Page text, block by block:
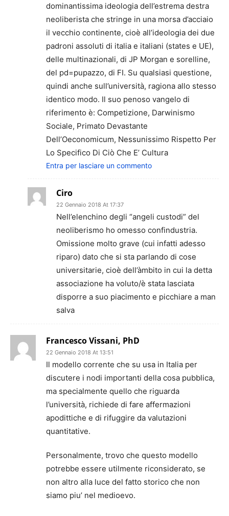
dominantissima ideologia dell’estrema destra
neoliberista che stringe in una morsa d’acciaio
il vecchio continente, cioè all’ideologia dei due
padroni assoluti di italia e italiani (states e UE),
delle multinazionali, di JP Morgan e sorelline,
del pd=pupazzo, di FI. Su qualsiasi questione,
quindi anche sull’università, ragiona allo stesso
identico modo. Il suo penoso vangelo di
riferimento è: Competizione, Darwinismo
Sociale, Primato Devastante
Dell’Oeconomicum, Nessunissimo Rispetto Per
Lo Specifico Di Ciò Che E’ Cultura
Entra per lasciare un commento
Ciro
22 Gennaio 2018 At 17:37
Nell’elenchino degli “angeli custodi” del
neoliberismo ho omesso confindustria.
Omissione molto grave (cui infatti adesso
riparo) dato che si sta parlando di cose
universitarie, cioè dell’àmbito in cui la detta
associazione ha voluto/è stata lasciata
disporre a suo piacimento e picchiare a man
salva
Francesco Vissani, PhD
22 Gennaio 2018 At 13:51
Il modello corrente che su usa in Italia per
discutere i nodi importanti della cosa pubblica,
ma specialmente quello che riguarda
l’università, richiede di fare affermazioni
apodittiche e di rifuggire da valutazioni
quantitative.
Personalmente, trovo che questo modello
potrebbe essere utilmente riconsiderato, se
non altro alla luce del fatto storico che non
siamo piu’ nel medioevo.